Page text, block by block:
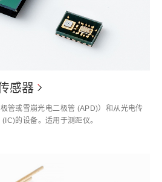
感器
管或雪崩光电二极管 (APD)）和从光电传
的设备。适用于测距仪。